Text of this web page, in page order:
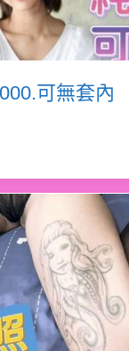
可無套內